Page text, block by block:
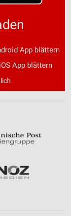
App blättern
App blättern